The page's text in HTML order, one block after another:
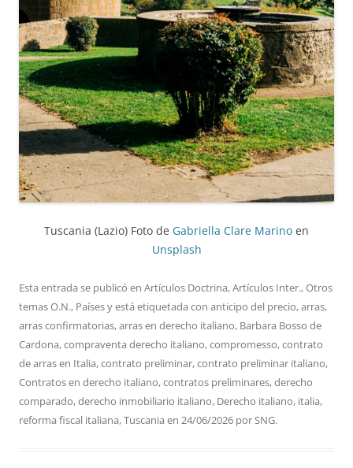
Tuscania (Lazio) Foto de Gabriella Clare Marino en
Unsplash
Esta entrada se publicó en Artículos Doctrina,Artículos Inter.,Otros
temas O.N., Paísesy está etiquetada con anticipo del precio,arras,
arras confirmatorias,arras en derecho italiano, Barbara Bosso de
Cardona,compraventa derecho italiano,compromesso,contrato
de arras en Italia,contrato preliminar,contrato preliminar italiano,
Contratos en derecho italiano,contratos preliminares,derecho
comparado,derecho inmobiliario italiano, Derecho italiano, italia,
reforma fiscal italiana,Tuscania en 24/06/2026 porSNG.